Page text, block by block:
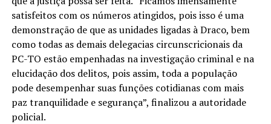
satisfeitos com os números atingidos, pois isso é uma
demonstração de que as unidades ligadas à Draco, bem
como todas as demais delegacias circunscricionais da
PC-TO estão empenhadas na investigação criminal e na
elucidação dos delitos, pois assim, toda a população
pode desempenhar suas funções cotidianas com mais
paz tranquilidade e segurança”, finalizou a autoridade
policial.